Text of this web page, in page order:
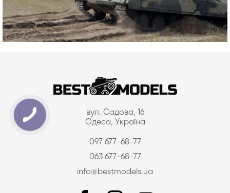
вул. Садова, 16
Одеса, Україна
097 677-68-77
063 677-68-77
info@bestmodels.ua